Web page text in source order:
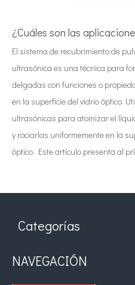
El sistema de recubrimiento de
ultrasónica es una técnica para
delgadas con funciones o
en la superficie del vidrio óptico.
ultrasónicas para atomizar el
y rociarlas uniformemente en la
óptico. Este artículo presenta al
Categorías
NAVEGACIÓN